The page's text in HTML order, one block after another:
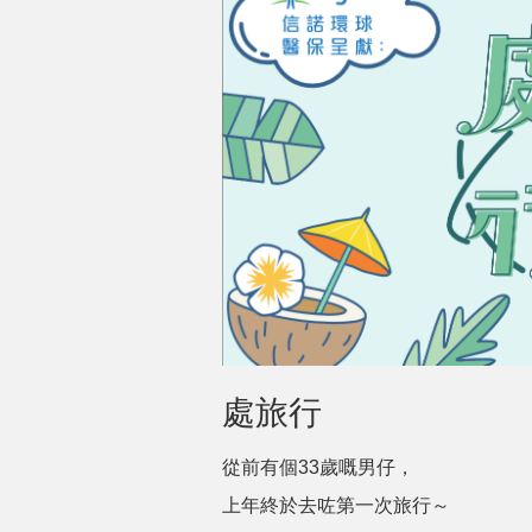
處旅行
從前有個33歲嘅男仔，
上年終於去咗第一次旅行～